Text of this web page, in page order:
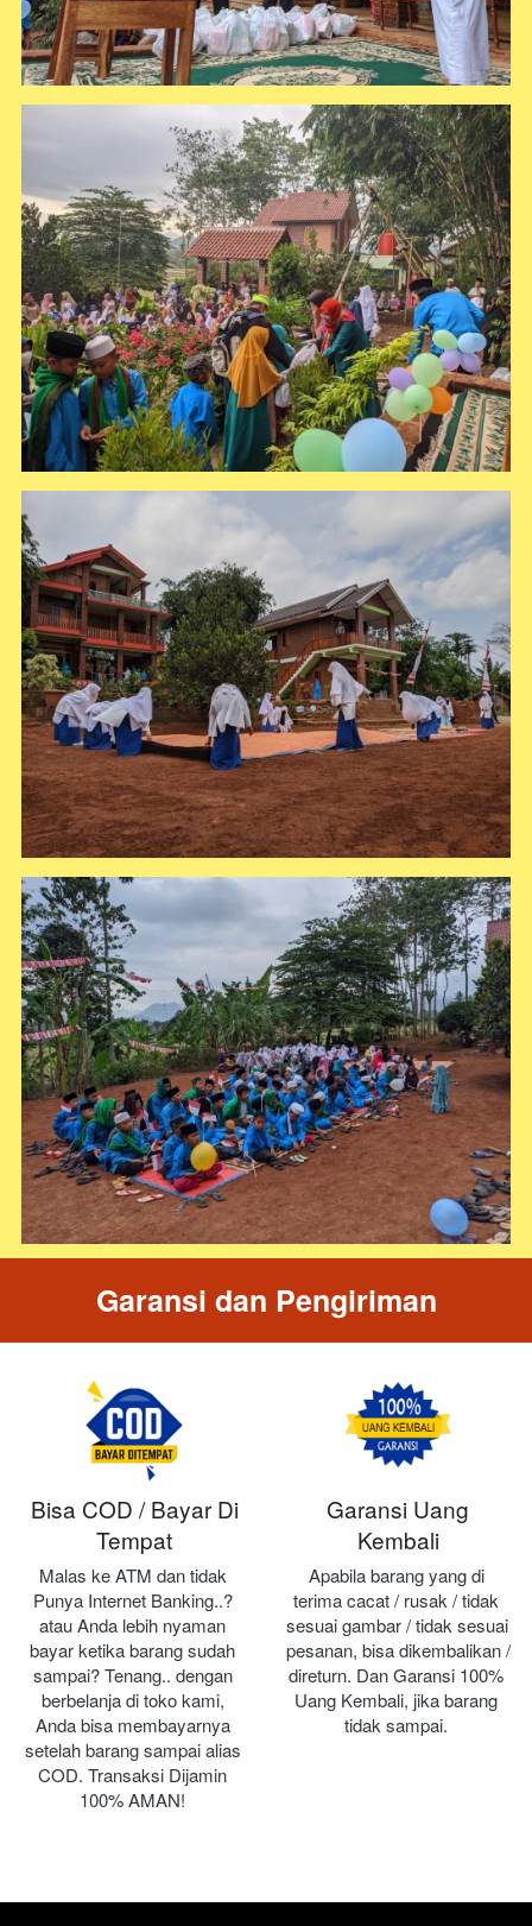
Garansi dan Pengiriman
Bisa COD / Bayar Di
Tempat
Malas ke ATM dan tidak
Punya Internet Banking..?
atau Anda lebih nyaman
bayar ketika barang sudah
sampai? Tenang.. dengan
berbelanja di toko kami,
Anda bisa membayarnya
setelah barang sampai alias
COD. Transaksi Dijamin
100% AMAN!
Garansi Uang
Kembali
Apabila barang yang di
terima cacat / rusak / tidak
sesuai gambar / tidak sesuai
pesanan, bisa dikembalikan /
direturn. Dan Garansi 100%
Uang Kembali, jika barang
tidak sampai.